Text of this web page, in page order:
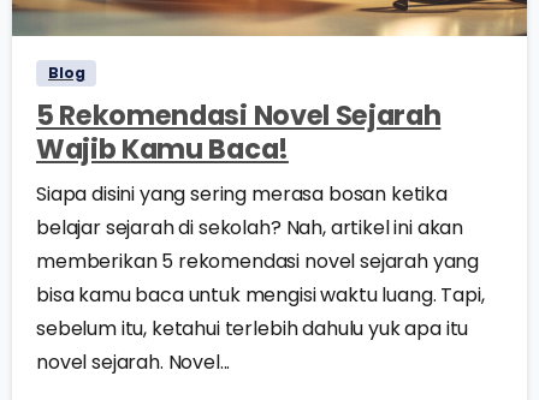
Blog
5 Rekomendasi Novel Sejarah
Wajib Kamu Baca!
Siapa disini yang sering merasa bosan ketika
belajar sejarah di sekolah? Nah, artikel ini akan
memberikan 5 rekomendasi novel sejarah yang
bisa kamu baca untuk mengisi waktu luang. Tapi,
sebelum itu, ketahui terlebih dahulu yuk apa itu
novel sejarah. Novel...